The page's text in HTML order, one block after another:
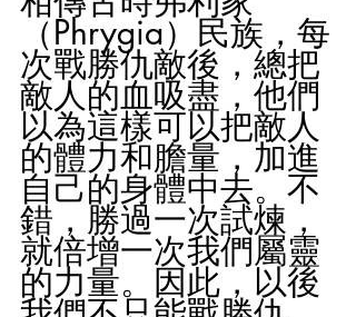
（Phrygia）民族，每
次戰勝仇敵後，總把
敵人的血吸盡，他們
以為這樣可以把敵人
的體力和膽量，加進
自己的身體中去。不
錯，勝過一次試煉，
就倍增一次我們屬靈
的力量。因此，以後